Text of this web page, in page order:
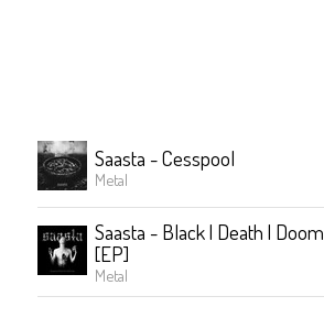
Saasta - Cesspool
Metal
Saasta - Black | Death | Doom
[EP]
Metal